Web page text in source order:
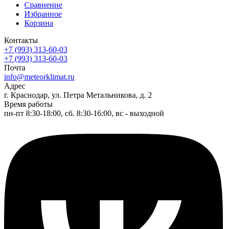
Сравнение
Избранное
Корзина
Контакты
+7 (993) 313-60-03
+7 (993) 313-60-03
Почта
info@meteorklimat.ru
Адрес
г. Краснодар, ул. Петра Метальникова, д. 2
Время работы
пн-пт 8:30-18:00, сб. 8:30-16:00, вс - выходной